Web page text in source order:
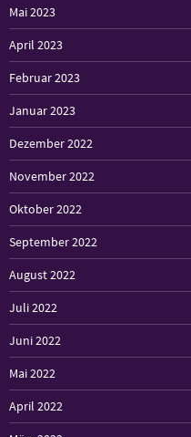
Mai 2023
April 2023
Februar 2023
Januar 2023
Dezember 2022
November 2022
Oktober 2022
September 2022
August 2022
Juli 2022
Juni 2022
Mai 2022
April 2022